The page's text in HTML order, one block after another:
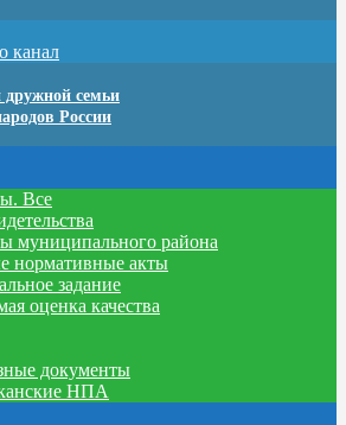
канал
семьи
России
Все
муниципального района
нормативные акты
задание
оценка качества
документы
НПА